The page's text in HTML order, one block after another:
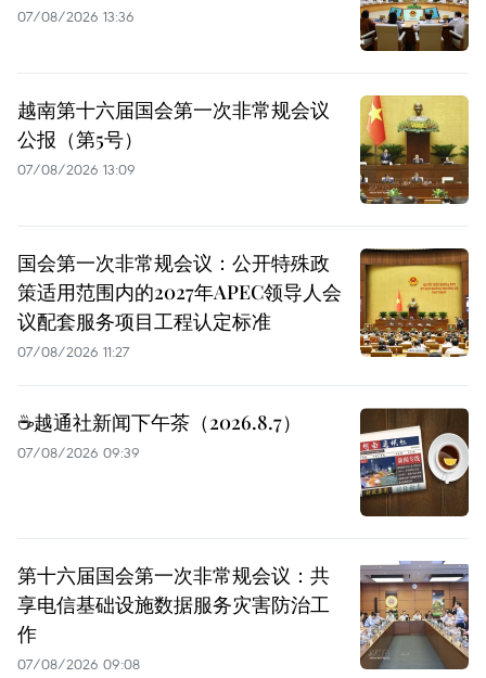
07/08/2026 13:36
越南第十六届国会第一次非常规会议
公报（第5号）
07/08/2026 13:09
国会第一次非常规会议：公开特殊政
策适用范围内的2027年APEC领导人会
议配套服务项目工程认定标准
07/08/2026 11:27
☕️越通社新闻下午茶（2026.8.7）
07/08/2026 09:39
第十六届国会第一次非常规会议：共
享电信基础设施数据服务灾害防治工
作
07/08/2026 09:08